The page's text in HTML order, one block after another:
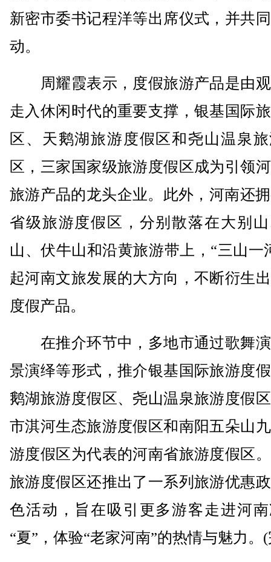
新密市委书记程洋等出席仪式，并共
动。
周耀霞表示，度假旅游产品是由
走入休闲时代的重要支撑，银基国际
区、天鹅湖旅游度假区和尧山温泉
区，三家国家级旅游度假区成为引领
旅游产品的龙头企业。此外，河南还
省级旅游度假区，分别散落在大别
山、伏牛山和沿黄旅游带上，“三山一
起河南文旅发展的大方向，不断衍生
度假产品。
在推介环节中，多地市通过歌舞
景演绎等形式，推介银基国际旅游度
鹅湖旅游度假区、尧山温泉旅游度假
市淇河生态旅游度假区和南阳五朵山
游度假区为代表的河南省旅游度假区
旅游度假区还推出了一系列旅游优惠
色活动，旨在吸引更多游客走进河
“夏”，体验“老家河南”的热情与魅力。